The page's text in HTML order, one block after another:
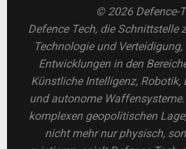
© 2026 Defence-
Defence Tech, die Schnittstelle
Technologie und
Entwicklungen in den
Künstliche Intelligenz, Robotik,
und autonome
komplexen geopolitischen
nicht mehr nur physisch,